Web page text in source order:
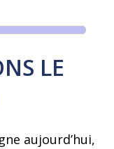
LE
aujourd’hui,